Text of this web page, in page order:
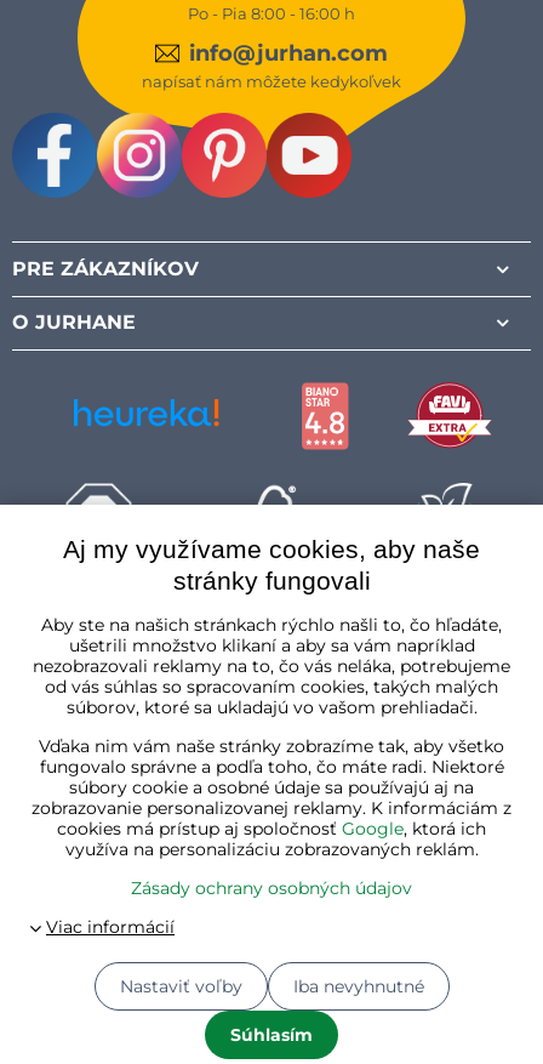
Po - Pia 8:00 - 16:00 h
info@jurhan.com
napísať nám môžete kedykoľvek
PRE ZÁKAZNÍKOV
O JURHANE
© 2026 Jurhan.com 💚 | Všetky práva vyhradené
Predvoľby súkromia
Zásady ochrany osobných údajov
Stav objednávky
Aj my využívame cookies, aby naše
stránky fungovali
Aby ste na našich stránkach rýchlo našli to, čo hľadáte,
ušetrili množstvo klikaní a aby sa vám napríklad
nezobrazovali reklamy na to, čo vás neláka, potrebujeme
od vás súhlas so spracovaním cookies, takých malých
súborov, ktoré sa ukladajú vo vašom prehliadači.
Vďaka nim vám naše stránky zobrazíme tak, aby všetko
fungovalo správne a podľa toho, čo máte radi. Niektoré
súbory cookie a osobné údaje sa používajú aj na
zobrazovanie personalizovanej reklamy. K informáciám z
cookies má prístup aj spoločnosť Google, ktorá ich
využíva na personalizáciu zobrazovaných reklám.
Zásady ochrany osobných údajov
Nastaviť voľby
Súhlasím
Iba nevyhnutné